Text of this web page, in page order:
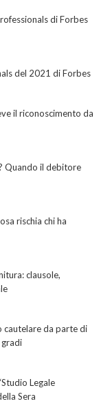
di Forbes
del 2021 di Forbes
il riconoscimento da
Quando il debitore
rischia chi ha
clausole,
cautelare da parte di
gradi
Legale
Sera